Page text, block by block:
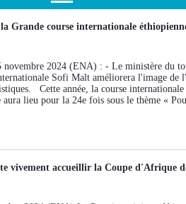
Grande course internationale
novembre 2024 (ENA) : - Le ministère du
Sofi Malt améliorera l'image de
Cette année, la course
aura lieu pour la 24e fois sous le thème «
Course, a déclaré que la Grande course
coureurs internationaux et à courir avec
vivement accueillir la Coupe d'Afrique